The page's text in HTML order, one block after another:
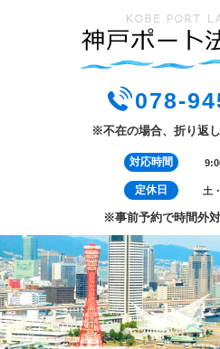
078-
※不在の場合、折り返し
対応時間
定休日 土
※事前予約で時間外対